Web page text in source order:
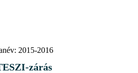
2015-2016
zárás